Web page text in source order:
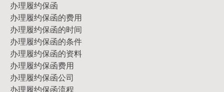
办理履约保函
办理履约保函的费用
办理履约保函的时间
办理履约保函的条件
办理履约保函的资料
办理履约保函费用
办理履约保函公司
办理履约保函流程